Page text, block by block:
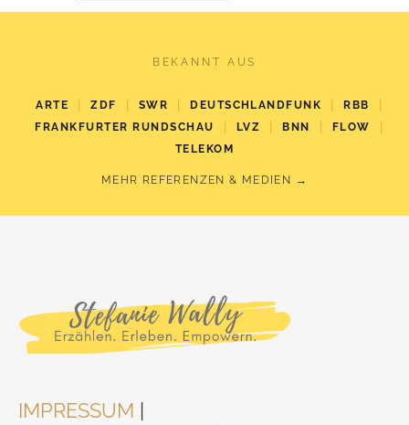
BEKANNT AUS
ARTE | ZDF | SWR | DEUTSCHLANDFUNK | RBB |
FRANKFURTER RUNDSCHAU | LVZ | BNN | FLOW |
TELEKOM
MEHR REFERENZEN & MEDIEN →
IMPRESSUM |